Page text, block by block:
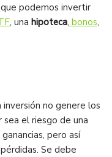
podemos invertir
, una hipoteca, bonos,
no genere los
el riesgo de una
pero así
Se debe